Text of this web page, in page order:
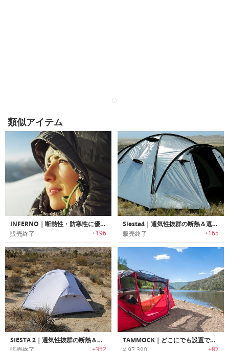
類似アイテム
INFERNO｜断熱性・防寒性に優れたハンモック用カバー「インフェルノ」
販売終了 +196
Siesta4｜通気性抜群の断熱＆遮光テント「シエスタ４」
販売終了 +165
SIESTA 2｜通気性抜群の断熱＆遮光コンパクトテント「シエスタ2」
+352
TAMMOCK｜どこにでも設置できるハンモックテント「タンモック」
+87